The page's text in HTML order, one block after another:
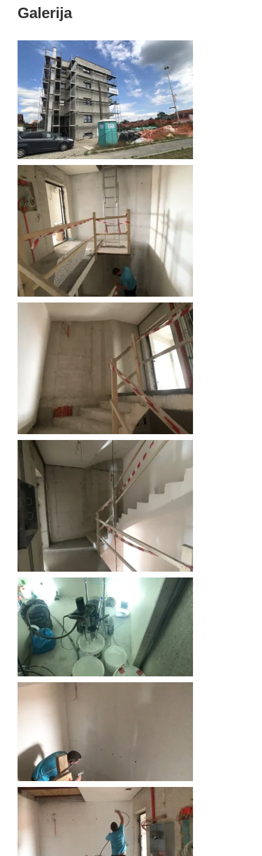
Galerija